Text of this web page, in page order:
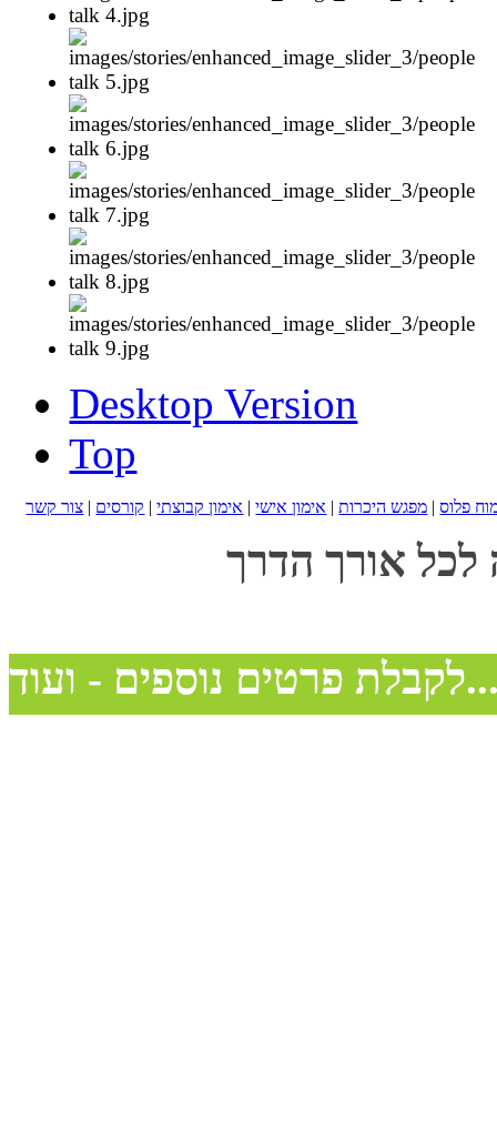
Desktop Version
Top
פלוס| מפגש היכרות| אימון אישי| אימון קבוצתי| קורסים | צור קשר
לכל אורך הדרך
נוספים - ועוד...